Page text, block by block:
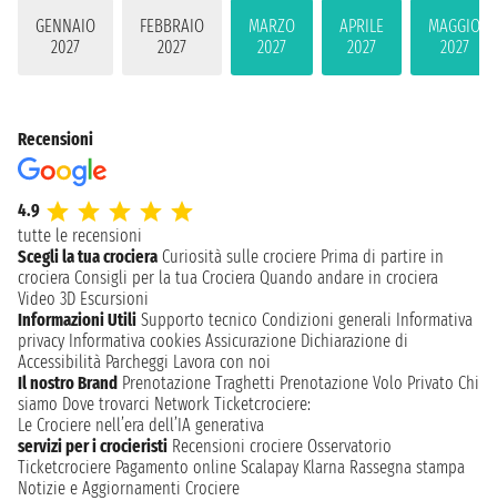
GENNAIO
2027
FEBBRAIO
2027
MARZO
2027
APRILE
2027
MAGGIO
2027
Recensioni
4.9
tutte le recensioni
Scegli la tua crociera Curiosità sulle crociere Prima di partire in
crociera Consigli per la tua Crociera Quando andare in crociera
Video 3D Escursioni
Informazioni Utili Supporto tecnico Condizioni generali Informativa
privacy Informativa cookies Assicurazione Dichiarazione di
Accessibilità Parcheggi Lavora con noi
Il nostro Brand Prenotazione Traghetti Prenotazione Volo Privato Chi
siamo Dove trovarci Network Ticketcrociere:
Le Crociere nell’era dell’IA generativa
servizi per i crocieristi Recensioni crociere Osservatorio
Ticketcrociere Pagamento online Scalapay Klarna Rassegna stampa
Notizie e Aggiornamenti Crociere